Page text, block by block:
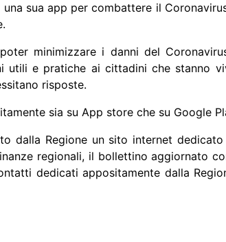
una sua app per combattere il
poter minimizzare i danni del
utili e pratiche ai cittadini che stanno
risposte.
sia su App store che su Google
dalla Regione un sito internet dedicato
regionali, il bollettino aggiornato
dedicati appositamente dalla